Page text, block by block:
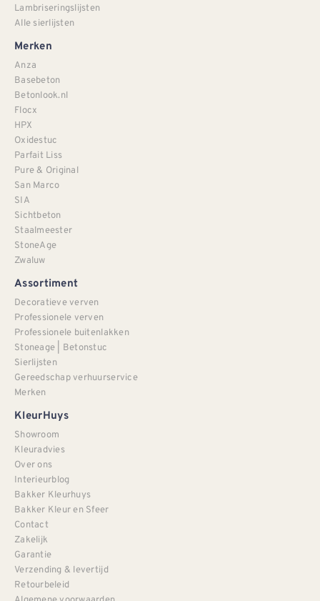
Lambriseringslijsten
Alle sierlijsten
Merken
Anza
Basebeton
Betonlook.nl
Flocx
HPX
Oxidestuc
Parfait Liss
Pure & Original
San Marco
SIA
Sichtbeton
Staalmeester
StoneAge
Zwaluw
Assortiment
Decoratieve verven
Professionele verven
Professionele buitenlakken
Stoneage | Betonstuc
Sierlijsten
Gereedschap verhuurservice
Merken
KleurHuys
Showroom
Kleuradvies
Over ons
Interieurblog
Bakker Kleurhuys
Bakker Kleur en Sfeer
Contact
Zakelijk
Garantie
Verzending & levertijd
Retourbeleid